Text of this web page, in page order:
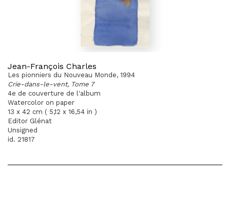
Jean-François Charles
Les pionniers du Nouveau Monde, 1994
Crie-dans-le-vent, Tome 7
4e de couverture de l'album
Watercolor on paper
13 x 42 cm ( 5,12 x 16,54 in )
Editor Glénat
Unsigned
id. 21817